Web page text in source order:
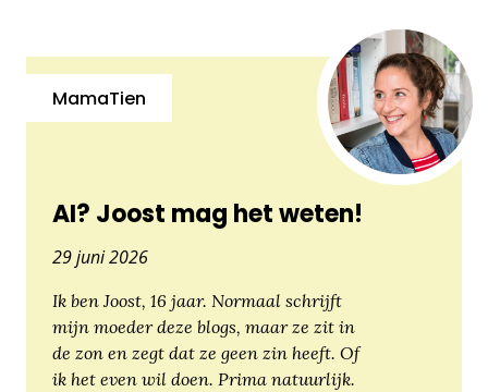
AI? Joost mag het weten!
MamaTien
29 juni 2026
Ik ben Joost, 16 jaar. Normaal schrijft
mijn moeder deze blogs, maar ze zit in
de zon en zegt dat ze geen zin heeft. Of
ik het even wil doen. Prima natuurlijk.